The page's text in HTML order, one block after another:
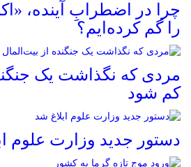
چرا در اضطرابِ آینده،
را گم کرده‌ایم؟
مردی که نگذاشت یک
کم شود
دستور جدید وزارت علوم